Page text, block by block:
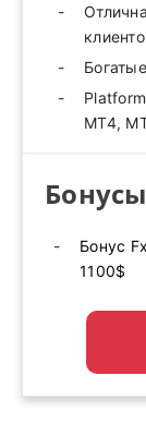
MT4,
Бонус
1100$